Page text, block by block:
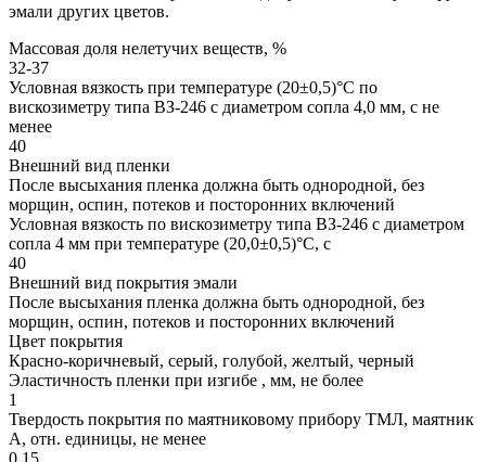
эмали других цветов.
Массовая доля нелетучих веществ, %
32-37
Условная вязкость при температуре (20±0,5)°С по
вискозиметру типа ВЗ-246 с диаметром сопла 4,0 мм, с не
менее
40
Внешний вид пленки
После высыхания пленка должна быть однородной, без
морщин, оспин, потеков и посторонних включений
Условная вязкость по вискозиметру типа ВЗ-246 с диаметром
сопла 4 мм при температуре (20,0±0,5)°С, с
40
Внешний вид покрытия эмали
После высыхания пленка должна быть однородной, без
морщин, оспин, потеков и посторонних включений
Цвет покрытия
Красно-коричневый, серый, голубой, желтый, черный
Эластичность пленки при изгибе , мм, не более
1
Твердость покрытия по маятниковому прибору ТМЛ, маятник
А, отн. единицы, не менее
0,15